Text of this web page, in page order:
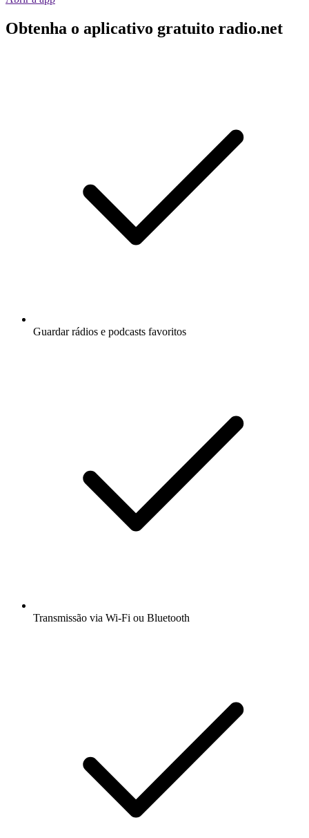
Obtenha o aplicativo gratuito radio.net
Guardar rádios e podcasts favoritos
Transmissão via Wi-Fi ou Bluetooth